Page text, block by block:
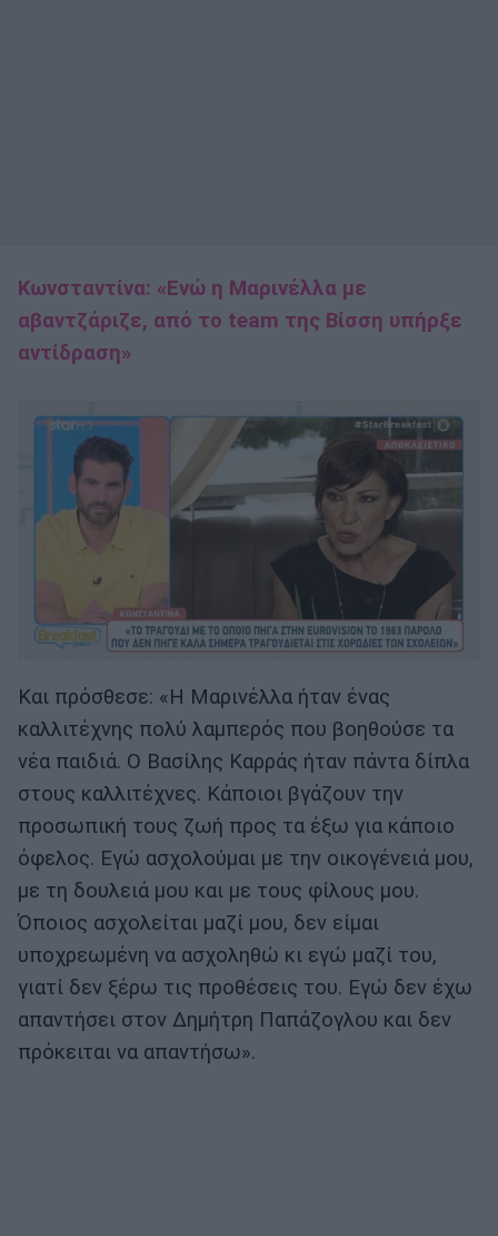
Κωνσταντίνα: «Ενώ η Μαρινέλλα με
αβαντζάριζε, από το team της Βίσση υπήρξε
αντίδραση»
Και πρόσθεσε: «Η Μαρινέλλα ήταν ένας
καλλιτέχνης πολύ λαμπερός που βοηθούσε τα
νέα παιδιά. Ο Βασίλης Καρράς ήταν πάντα δίπλα
στους καλλιτέχνες. Κάποιοι βγάζουν την
προσωπική τους ζωή προς τα έξω για κάποιο
όφελος. Εγώ ασχολούμαι με την οικογένειά μου,
με τη δουλειά μου και με τους φίλους μου.
Όποιος ασχολείται μαζί μου, δεν είμαι
υποχρεωμένη να ασχοληθώ κι εγώ μαζί του,
γιατί δεν ξέρω τις προθέσεις του. Εγώ δεν έχω
απαντήσει στον Δημήτρη Παπάζογλου και δεν
πρόκειται να απαντήσω».